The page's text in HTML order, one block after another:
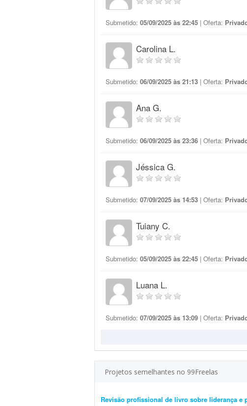
Submetido: 05/09/2025 às 22:45 | Oferta:
Carolina L.
Submetido: 06/09/2025 às 21:13 | Oferta:
Ana G.
Submetido: 06/09/2025 às 23:36 | Oferta:
Jéssica G.
Submetido: 07/09/2025 às 14:53 | Oferta:
Tuiany C.
Submetido: 05/09/2025 às 22:45 | Oferta:
Luana L.
Submetido: 07/09/2025 às 13:09 | Oferta:
Projetos semelhantes no 99Freelas
Revisão profissional de livro sobre liderança e